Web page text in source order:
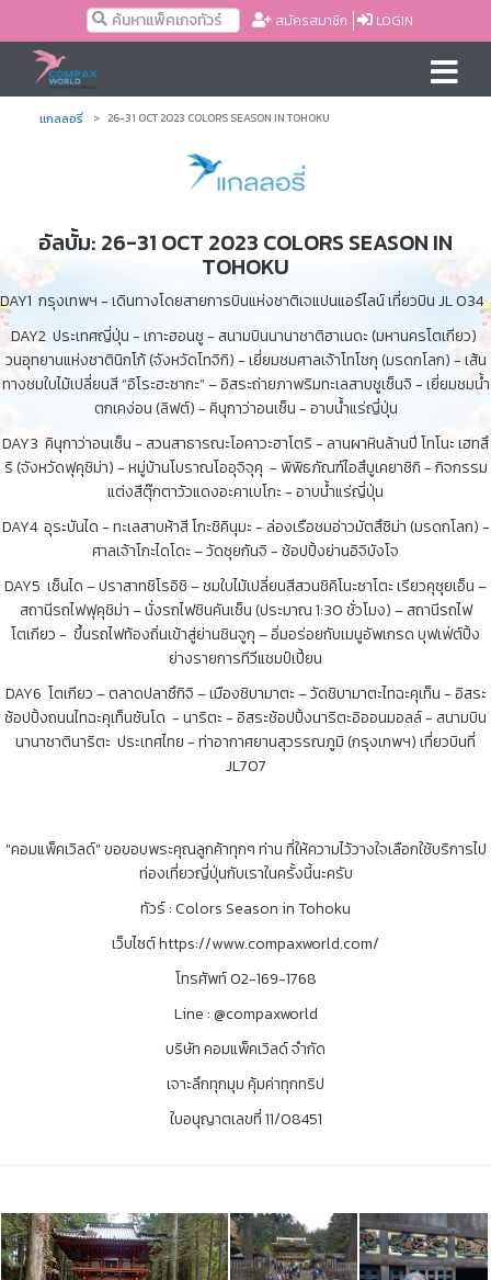
สมัครสมาชิก LOGIN
แกลลอรี่ 26-31 OCT 2023 COLORS SEASON IN TOHOKU
อัลบั้ม: 26-31 OCT 2023 COLORS SEASON IN
TOHOKU
DAY1 กรุงเทพฯ - เดินทางโดยสายการบินแห่งชาติเจแปนแอร์ไลน์ เที่ยวบิน JL 034
DAY2 ประเทศญี่ปุ่น - เกาะฮอนชู - สนามบินนานาชาติฮาเนดะ (มหานครโตเกียว)
วนอุทยานแห่งชาตินิกโก้ (จังหวัดโทจิกิ) - เยี่ยมชมศาลเจ้าโทโชกุ (มรดกโลก) - เส้น
ทางชมใบไม้เปลี่ยนสี “อิโระฮะซากะ” – อิสระถ่ายภาพริมทะเลสาบชูเซ็นจิ - เยี่ยมชมน้ำ
ตกเคง่อน (ลิฟต์) - คินุกาว่าอนเซ็น - อาบน้ำแร่ญี่ปุ่น
DAY3 คินุกาว่าอนเซ็น - สวนสาธารณะโอคาวะฮาโตริ - ลานผาหินล้านปี โทโนะ เฮทสึ
ริ (จังหวัดฟุคุชิม่า) - หมู่บ้านโบราณโออุจิจุคุ - พิพิธภัณฑ์ไอสึบูเคยาชิกิ - กิจกรรม
แต่งสีตุ๊กตาวัวแดงอะคาเบโกะ - อาบน้ำแร่ญี่ปุ่น
DAY4 อุระบันได - ทะเลสาบห้าสี โกะชิคินุมะ - ล่องเรือชมอ่าวมัตสึชิม่า (มรดกโลก) -
ศาลเจ้าโกะไดโดะ – วัดซุยกันจิ - ช้อปปิ้งย่านอิจิบังโจ
DAY5 เซ็นได – ปราสาทชิโรอิชิ – ชมใบไม้เปลี่ยนสีสวนชิคิโนะซาโตะ เรียวคุซุยเอ็น –
สถานีรถไฟฟุคุชิม่า – นั่งรถไฟชินคันเซ็น (ประมาณ 1:30 ชั่วโมง) – สถานีรถไฟ
โตเกียว - ขึ้นรถไฟท้องถิ่นเข้าสู่ย่านชินจูกุ – อิ่มอร่อยกับเมนูอัพเกรด บุฟเฟ่ต์ปิ้ง
ย่างรายการทีวีแชมป์เปี้ยน
DAY6 โตเกียว – ตลาดปลาซึกิจิ – เมืองชิบามาตะ – วัดชิบามาตะไทฉะคุเท็น - อิสระ
ช้อปปิ้งถนนไทฉะคุเท็นซันโด - นาริตะ - อิสระช้อปปิ้งนาริตะอิออนมอลล์ - สนามบิน
นานาชาตินาริตะ ประเทศไทย - ท่าอากาศยานสุวรรณภูมิ (กรุงเทพฯ) เที่ยวบินที่
JL707
"คอมแพ็คเวิลด์" ขอขอบพระคุณลูกค้าทุกๆ ท่าน ที่ให้ความไว้วางใจเลือกใช้บริการไป
ท่องเที่ยวญี่ปุ่นกับเราในครั้งนี้นะครับ
ทัวร์ : Colors Season in Tohoku
เว็บไซต์ https://www.compaxworld.com/
โทรศัพท์ 02-169-1768
Line : @compaxworld
บริษัท คอมแพ็คเวิลด์ จำกัด
เจาะลึกทุกมุม คุ้มค่าทุกทริป
ใบอนุญาตเลขที่ 11/08451